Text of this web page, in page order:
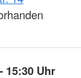
15:30 Uhr